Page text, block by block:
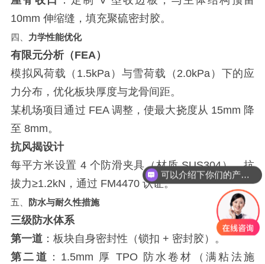
10mm 伸缩缝，填充聚硫密封胶。
四、 力学性能优化
有限元分析（FEA）
模拟风荷载（1.5kPa）与雪荷载（2.0kPa）下的应
力分布，优化板块厚度与龙骨间距。
某机场项目通过 FEA 调整，使最大挠度从 15mm 降
至 8mm。
抗风揭设计
每平方米设置 4 个防滑夹具（材质 SUS304），抗
拔力≥1.2kN，通过 FM4470 认证。
五、 防水与耐久性措施
三级防水体系
第一道：板块自身密封性（锁扣 + 密封胶）。
第二道 ：1.5mm 厚 TPO 防水卷材（满粘法施
可以介绍下你们的产品么？